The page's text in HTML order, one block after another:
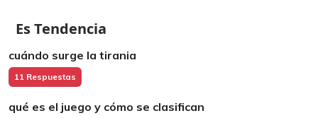
Es Tendencia
cuándo surge la tirania
11 Respuestas
qué es el juego y cómo se clasifican